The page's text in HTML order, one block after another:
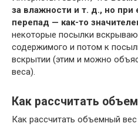
за влажности и т. д., но при
перепад — как-то
некоторые посылки
содержимого и потом к
вскрытии (этим и можно
веса).
Как рассчитать
Как рассчитать объемный вес